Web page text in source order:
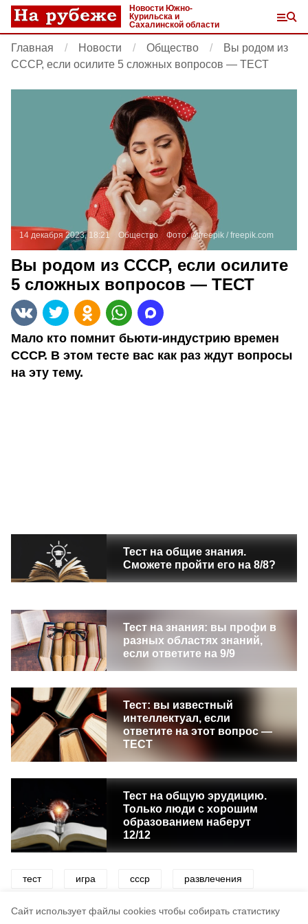
Cайт использует файлы cookies чтобы собирать статистику
Новости Южно-
Курильска и
Сахалинской области
Главная Новости Общество
Вы родом из
СССР, если осилите 5 сложных вопросов — ТЕСТ
14 декабря 2023, 18:21 Общество Фото:@freepik / freepik.com
Вы родом из СССР, если осилите
5 сложных вопросов — ТЕСТ
Мало кто помнит бьюти-индустрию времен
СССР. В этом тесте вас как раз ждут вопросы
на эту тему.
Тест на общие знания.
Сможете пройти его на 8/8?
Тест на знания: вы профи в
разных областях знаний,
если ответите на 9/9
Тест: вы известный
интеллектуал, если
ответите на этот вопрос —
ТЕСТ
Тест на общую эрудицию.
Только люди с хорошим
образованием наберут
12/12
тест игра ссср развлечения
викторины история